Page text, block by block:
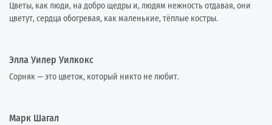
Цветы, как люди, на добро щедры и, людям нежность отдавая, они
цветут, сердца обогревая, как маленькие, тёплые костры.
Элла Уилер Уилкокс
Сорняк — это цветок, который никто не любит.
Марк Шагал